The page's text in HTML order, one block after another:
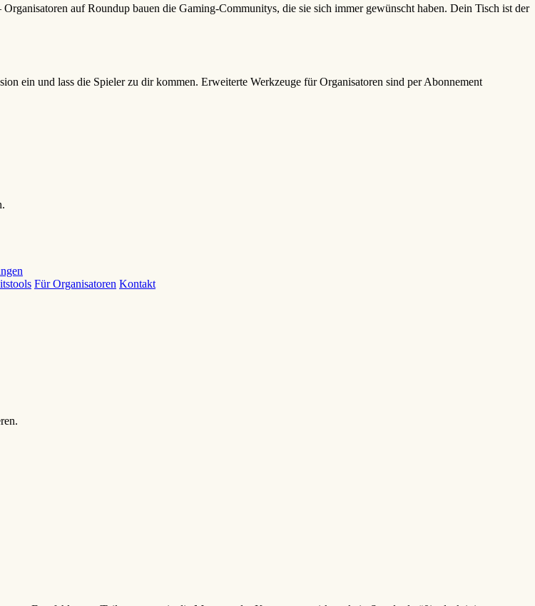
auf Roundup bauen die Gaming-Communitys, die sie sich immer gewünscht haben. Dein Tisch ist der
ein und lass die Spieler zu dir kommen. Erweiterte Werkzeuge für Organisatoren sind per Abonnement
Für Organisatoren Kontakt